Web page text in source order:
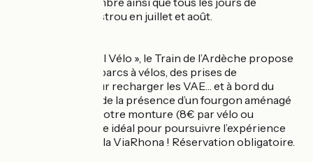
circulation du Mastrou en juillet et août.
Labellisé « Accueil Vélo », le Train de l’Ardèche propose
aux cyclistes des parcs à vélos, des prises de
branchement pour recharger les VAE… et à bord du
Mastrou, profitez de la présence d’un fourgon aménagé
pour embarquer votre monture (8€ par vélo ou
remorque). Service idéal pour poursuivre l’expérience
sur la DolceVia et la ViaRhona ! Réservation obligatoire.